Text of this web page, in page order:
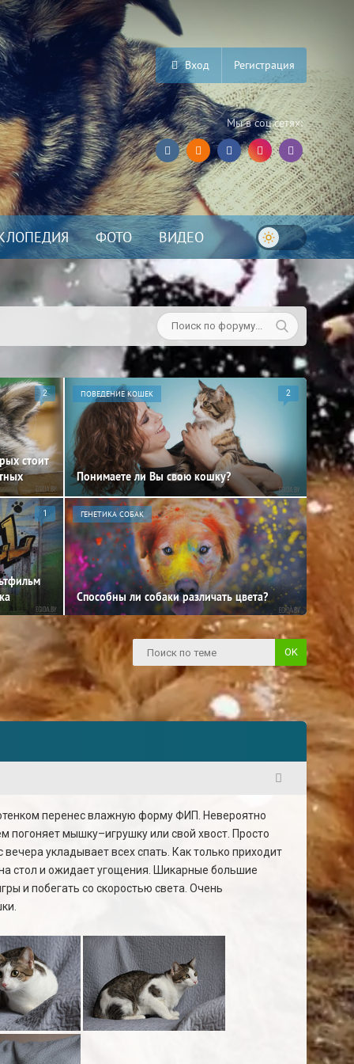
Вход Регистрация
Мы в соц.сетях:
ФОТО ВИДЕО
2
стоит
ПОВЕДЕНИЕ КОШЕК 2
Понимаете ли Вы свою кошку?
1 ГЕНЕТИКА СОБАК
Способны ли собаки различать цвета?
перенес влажную форму ФИП. Невероятно
мышку–игрушку или свой хвост. Просто
укладывает всех спать. Как только приходит
стол и ожидает угощения. Шикарные большие
и побегать со скоростью света. Очень